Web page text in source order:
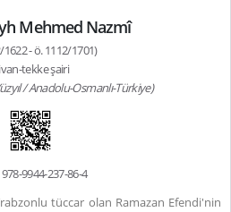
Mehmed Nazmî
1622 - ö. 1112/1701)
tekke şairi
/ Anadolu-Osmanlı-Türkiye)
9944-237-86-4
tüccar olan Ramazan Efendi'nin